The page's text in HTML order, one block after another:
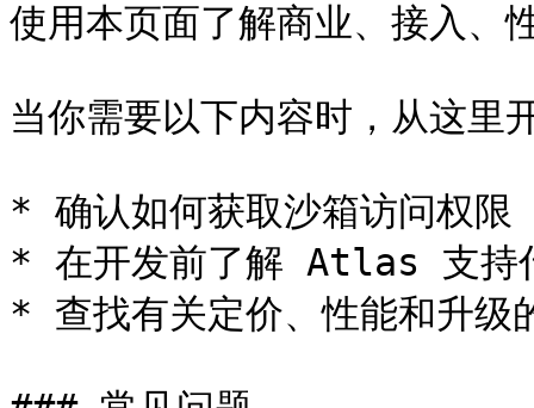
使用本页面了解商业、接入、
当你需要以下内容时，从这里
* 确认如何获取沙箱访问权限
* 在开发前了解 Atlas 支持
* 查找有关定价、性能和升级